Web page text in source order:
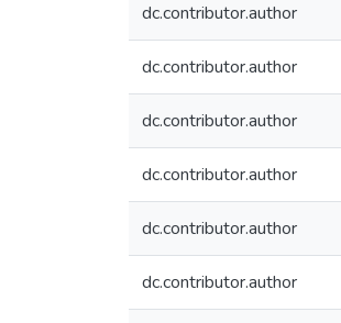
dc.contributor.author
dc.contributor.author
dc.contributor.author
dc.contributor.author
dc.contributor.author
dc.contributor.author